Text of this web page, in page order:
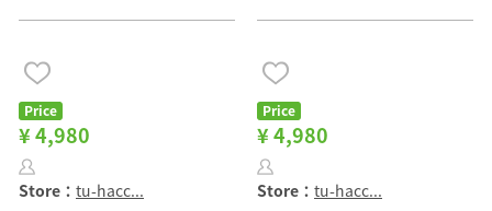
Price
¥ 4,980
Store： tu-hacc...
Price
¥ 4,980
Store： tu-hacc...